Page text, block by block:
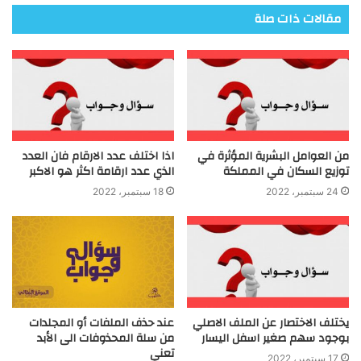
مقالات ذات صلة
من العوامل البشرية المؤثرة في
توزيع السكان في المملكة
24 سبتمبر، 2022
اذا اختلف عدد الارقام فان العدد
الذي عدد ارقامة اكثر هو الاكبر
18 سبتمبر، 2022
يختلف الاختصار عن الملف الاصلي
بوجود سهم صغير اسفل اليسار
17 سبتمبر، 2022
عند حذف الملفات أو المجلدات
من سلة المحذوفات الى الأبد
تعني